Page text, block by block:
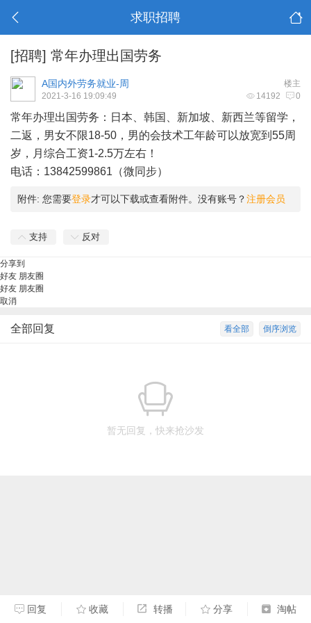
求职招聘
[招聘] 常年办理出国劳务
楼主
A国内外劳务就业-周
14192 0
2021-3-16 19:09:49
常年办理出国劳务：日本、韩国、新加坡、新西兰等留学，
二返，男女不限18-50，男的会技术工年龄可以放宽到55周
岁，月综合工资1-2.5万左右！
电话：13842599861（微同步）
附件: 您需要登录才可以下载或查看附件。没有账号？注册会员
支持 反对
分享到
好友 朋友圈
好友 朋友圈
取消
倒序浏览
看全部
全部回复
暂无回复，快来抢沙发
回复 收藏 转播 分享 淘帖